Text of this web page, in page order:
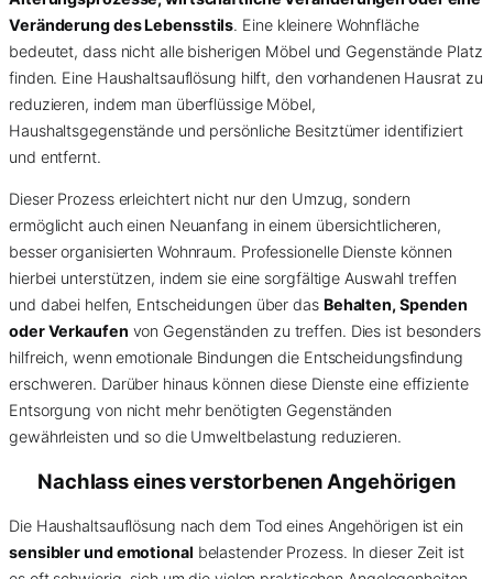
Veränderung des Lebensstils. Eine kleinere Wohnfläche
bedeutet, dass nicht alle bisherigen Möbel und Gegenstände Platz
finden. Eine Haushaltsauflösung hilft, den vorhandenen Hausrat zu
reduzieren, indem man überflüssige Möbel,
Haushaltsgegenstände und persönliche Besitztümer identifiziert
und entfernt.
Dieser Prozess erleichtert nicht nur den Umzug, sondern
ermöglicht auch einen Neuanfang in einem übersichtlicheren,
besser organisierten Wohnraum. Professionelle Dienste können
hierbei unterstützen, indem sie eine sorgfältige Auswahl treffen
und dabei helfen, Entscheidungen über das Behalten, Spenden
oder Verkaufen von Gegenständen zu treffen. Dies ist besonders
hilfreich, wenn emotionale Bindungen die Entscheidungsfindung
erschweren. Darüber hinaus können diese Dienste eine effiziente
Entsorgung von nicht mehr benötigten Gegenständen
gewährleisten und so die Umweltbelastung reduzieren.
Nachlass eines verstorbenen Angehörigen
Die Haushaltsauflösung nach dem Tod eines Angehörigen ist ein
sensibler und emotional belastender Prozess. In dieser Zeit ist